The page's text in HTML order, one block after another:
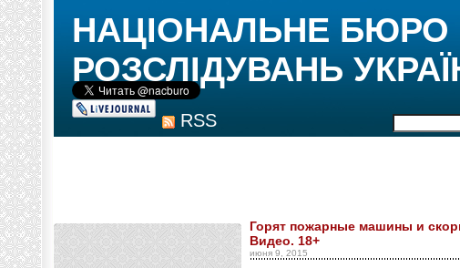
RSS
НАЦІОНАЛЬНЕ БЮРО
РОЗСЛІДУВАНЬ
Горят пожарные машины и
Видео. 18+
июня 9, 2015